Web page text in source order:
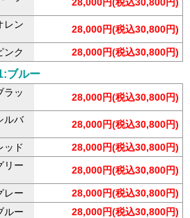
レン
28,000円(税込30,800円)
ンク 28,000円(税込30,800円)
ブルー
ラッ
28,000円(税込30,800円)
ルバ
28,000円(税込30,800円)
ッド
28,000円(税込30,800円)
リー
28,000円(税込30,800円)
レー
28,000円(税込30,800円)
ルー
28,000円(税込30,800円)